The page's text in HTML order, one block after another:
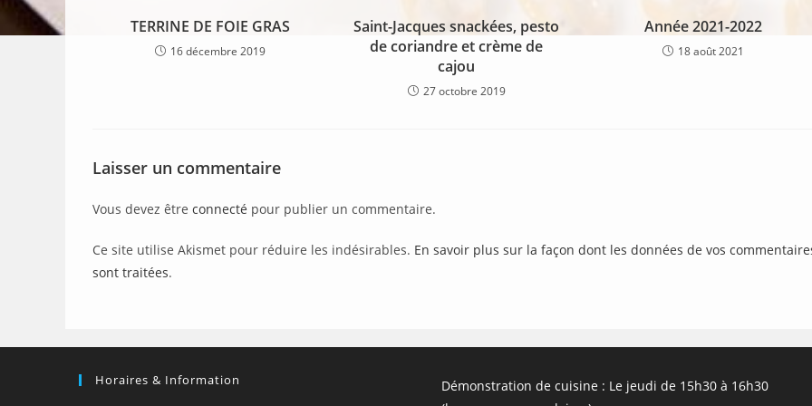
TERRINE DE FOIE GRAS
16 décembre 2019
Saint-Jacques snackées, pesto
de coriandre et crème de
cajou
27 octobre 2019
Année 2021-2022
18 août 2021
Laisser un commentaire
Vous devez être connecté pour publier un commentaire.
Ce site utilise Akismet pour réduire les indésirables. En savoir plus sur la façon dont les données de vos
sont traitées.
Horaires & Information
Démonstration de cuisine : Le jeudi de 15h30 à 16h30